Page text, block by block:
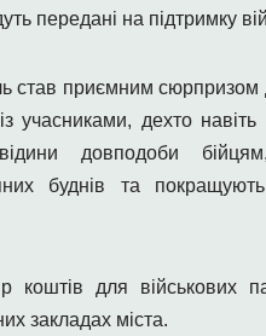
передані на підтримку
став приємним
учасниками, дехто навіть
довподоби
буднів та
коштів для військових
закладах міста.